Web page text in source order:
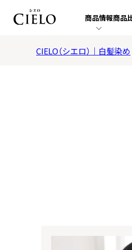
商品情報商品
CIELO（シエロ）｜白髪染め